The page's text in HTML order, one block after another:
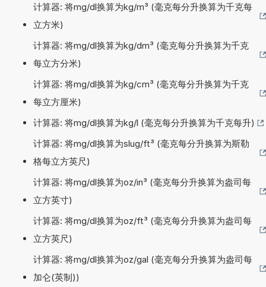
计算器: 将mg/dl换算为kg/m³ (毫克每分升换算为千克每
立方米)
计算器: 将mg/dl换算为kg/dm³ (毫克每分升换算为千克
每立方分米)
计算器: 将mg/dl换算为kg/cm³ (毫克每分升换算为千克
每立方厘米)
计算器: 将mg/dl换算为kg/l (毫克每分升换算为千克每升)
计算器: 将mg/dl换算为slug/ft³ (毫克每分升换算为斯勒
格每立方英尺)
计算器: 将mg/dl换算为oz/in³ (毫克每分升换算为盎司每
立方英寸)
计算器: 将mg/dl换算为oz/ft³ (毫克每分升换算为盎司每
立方英尺)
计算器: 将mg/dl换算为oz/gal (毫克每分升换算为盎司每
加仑(英制))